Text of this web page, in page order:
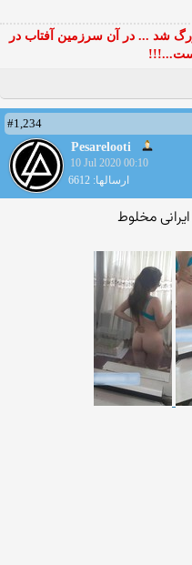
شد ... در آن سرزمین آفتاب در
#1,234
Pesarelooti
10 Jul 2020 00:10
ارسالها: 6612
مخلوط